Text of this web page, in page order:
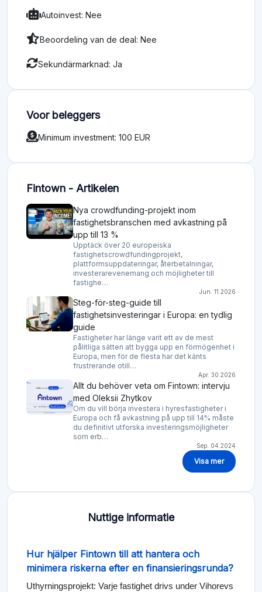
Autoinvest: Nee
Beoordeling van de deal: Nee
Sekundärmarknad: Ja
Voor beleggers
Minimum investment: 100 EUR
Fintown - Artikelen
Nya crowdfunding-projekt inom
fastighetsbranschen med avkastning på
upp till 13 %
Upptäck över 20 europeiska
fastighetscrowdfundingprojekt,
plattformsuppdateringar, återbetalningar,
investerarevenemang och möjligheter till
fastighe…
Jun. 11.2026
Steg-för-steg-guide till
fastighetsinvesteringar i Europa: en tydlig
guide
Fastigheter har länge varit ett av de mest
pålitliga sätten att bygga upp en förmögenhet i
Europa, men för de flesta har det känts
frustrerande otill…
Apr. 30.2026
Allt du behöver veta om Fintown: intervju
med Oleksii Zhytkov
Om du vill börja investera i hyresfastigheter i
Europa och få avkastning på upp till 14% måste
du definitivt utforska investeringsmöjligheter
som erb…
Sep. 04.2024
Visa mer
Nuttige informatie
Hur hjälper Fintown till att hantera och
minimera riskerna efter en finansieringsrunda?
Uthyrningsprojekt: Varje fastighet drivs under Vihorevs